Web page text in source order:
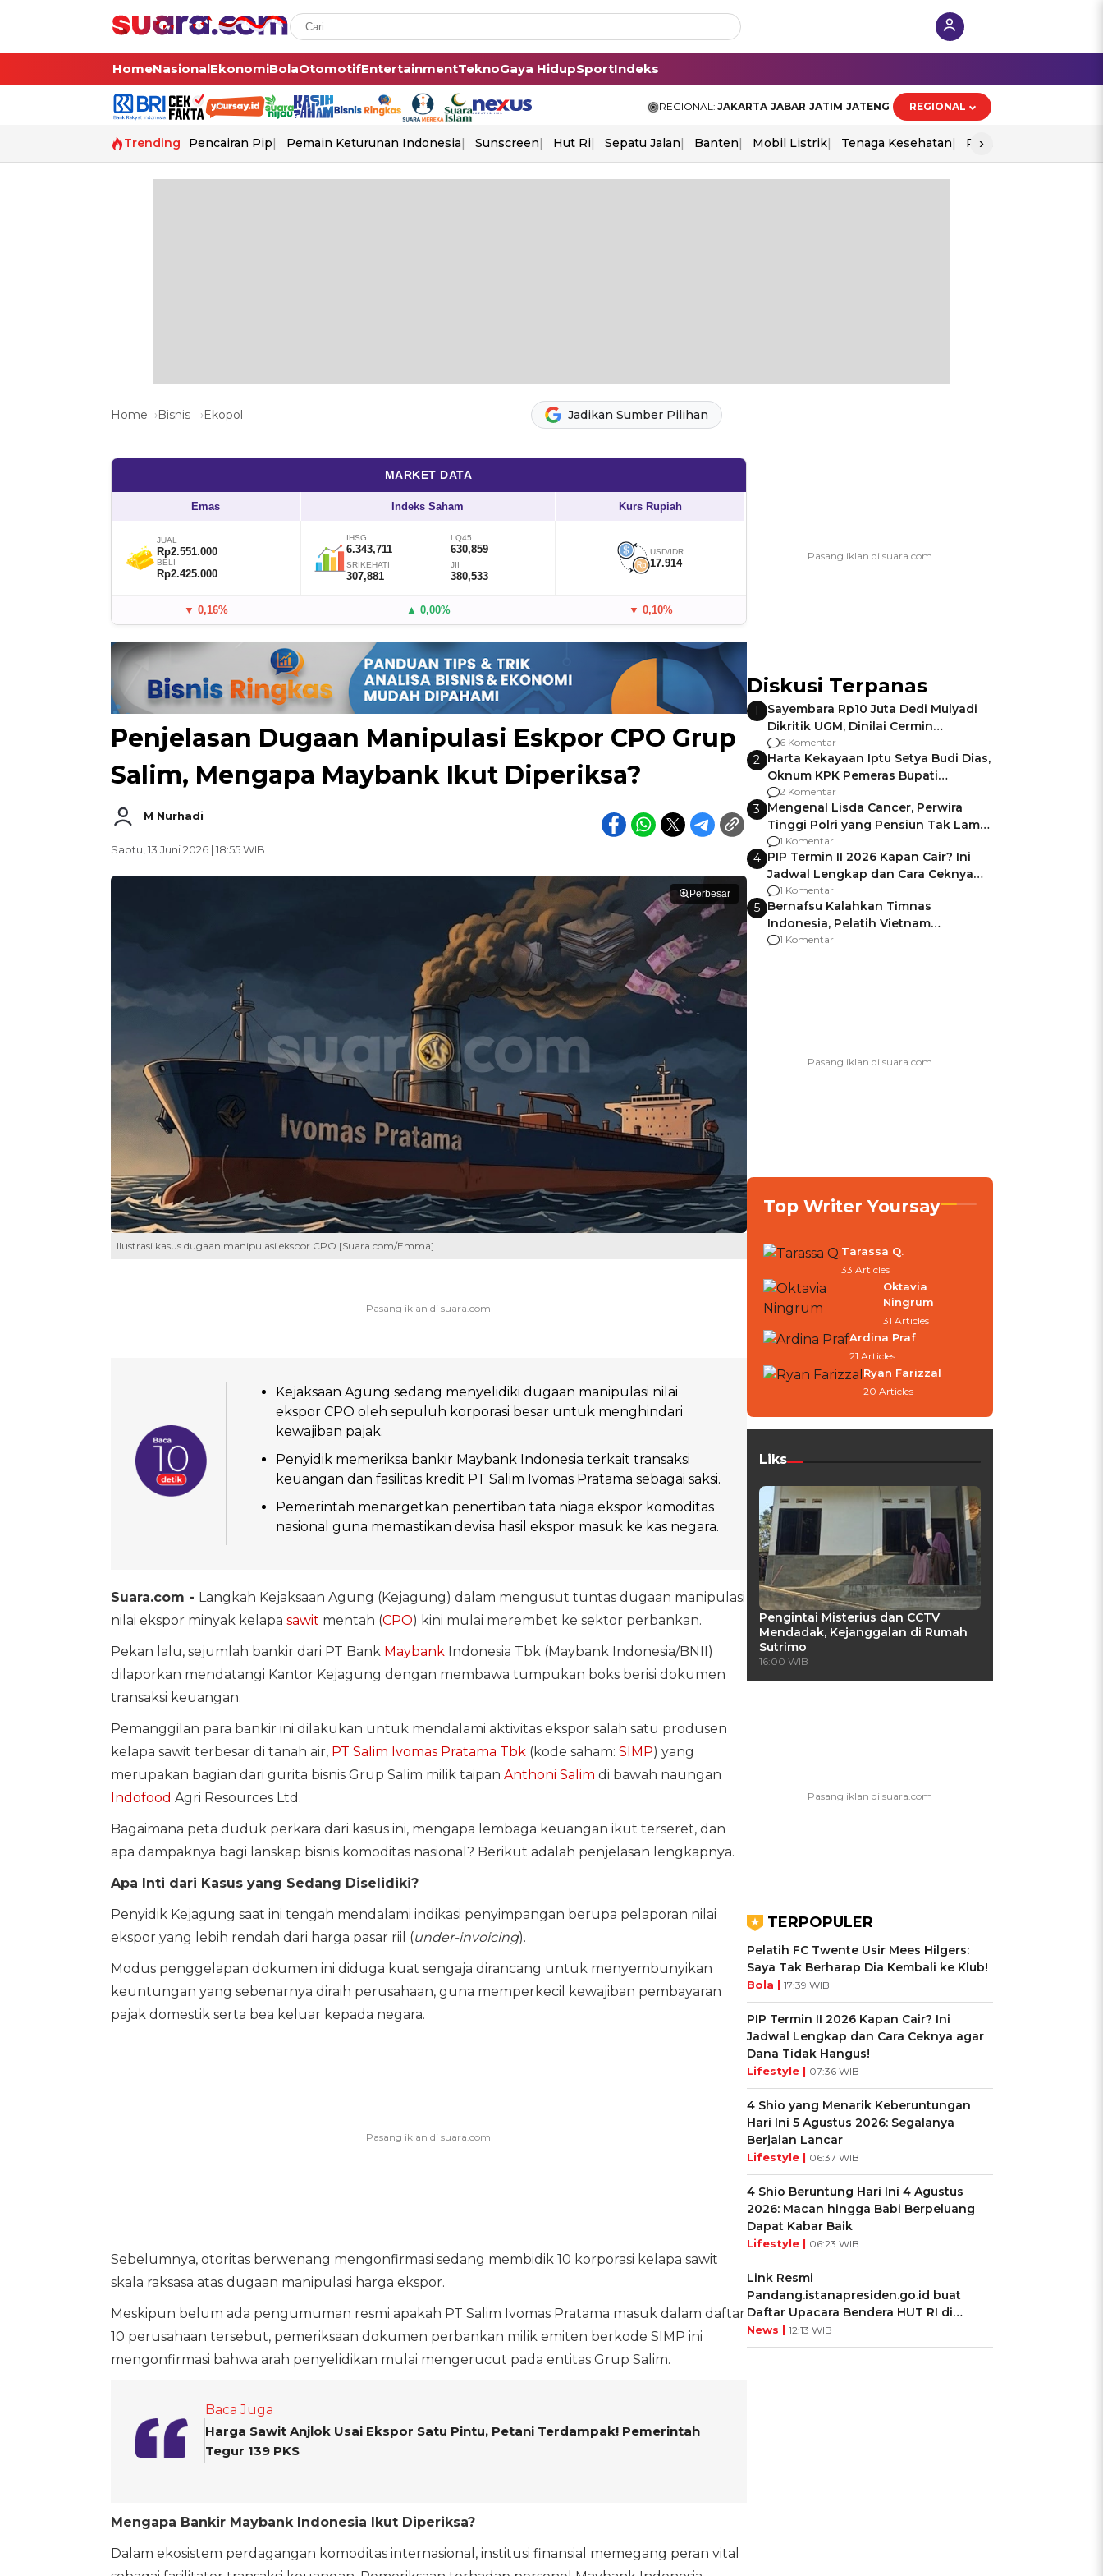
HomeNasionalEkonomiBolaOtomotifEntertainmentTeknoGaya HidupSportIndeks
REGIONAL: JAKARTA JABAR JATIM JATENG REGIONAL
Trending Pencairan Pip Pemain Keturunan Indonesia Sunscreen Hut Ri Sepatu Jalan Banten Mobil Listrik Tenaga Kesehatan Perang As-Iran
›
Home Bisnis Ekopol Jadikan Sumber Pilihan
MARKET DATA
Emas Indeks Saham Kurs Rupiah
JUAL
Rp2.551.000
BELI
Rp2.425.000
IHSG
6.343,711
LQ45
630,859
SRIKEHATI
307,881
JII
380,533
USD/IDR
17.914
▼ 0,16% ▲ 0,00% ▼ 0,10%
Penjelasan Dugaan Manipulasi Eskpor CPO Grup
Salim, Mengapa Maybank Ikut Diperiksa?
M Nurhadi
Sabtu, 13 Juni 2026 | 18:55 WIB
Perbesar
Ilustrasi kasus dugaan manipulasi ekspor CPO [Suara.com/Emma]
Kejaksaan Agung sedang menyelidiki dugaan manipulasi nilai
ekspor CPO oleh sepuluh korporasi besar untuk menghindari
kewajiban pajak.
Penyidik memeriksa bankir Maybank Indonesia terkait transaksi
keuangan dan fasilitas kredit PT Salim Ivomas Pratama sebagai saksi.
Pemerintah menargetkan penertiban tata niaga ekspor komoditas
nasional guna memastikan devisa hasil ekspor masuk ke kas negara.
Suara.com - Langkah Kejaksaan Agung (Kejagung) dalam mengusut tuntas dugaan manipulasi
nilai ekspor minyak kelapa sawit mentah (CPO) kini mulai merembet ke sektor perbankan.
Pekan lalu, sejumlah bankir dari PT Bank Maybank Indonesia Tbk (Maybank Indonesia/BNII)
dilaporkan mendatangi Kantor Kejagung dengan membawa tumpukan boks berisi dokumen
transaksi keuangan.
Pemanggilan para bankir ini dilakukan untuk mendalami aktivitas ekspor salah satu produsen
kelapa sawit terbesar di tanah air, PT Salim Ivomas Pratama Tbk (kode saham: SIMP) yang
merupakan bagian dari gurita bisnis Grup Salim milik taipan Anthoni Salim di bawah naungan
Indofood Agri Resources Ltd.
Bagaimana peta duduk perkara dari kasus ini, mengapa lembaga keuangan ikut terseret, dan
apa dampaknya bagi lanskap bisnis komoditas nasional? Berikut adalah penjelasan lengkapnya.
Apa Inti dari Kasus yang Sedang Diselidiki?
Penyidik Kejagung saat ini tengah mendalami indikasi penyimpangan berupa pelaporan nilai
ekspor yang lebih rendah dari harga pasar riil (under-invoicing).
Modus penggelapan dokumen ini diduga kuat sengaja dirancang untuk menyembunyikan
keuntungan yang sebenarnya diraih perusahaan, guna memperkecil kewajiban pembayaran
pajak domestik serta bea keluar kepada negara.
Sebelumnya, otoritas berwenang mengonfirmasi sedang membidik 10 korporasi kelapa sawit
skala raksasa atas dugaan manipulasi harga ekspor.
Meskipun belum ada pengumuman resmi apakah PT Salim Ivomas Pratama masuk dalam daftar
10 perusahaan tersebut, pemeriksaan dokumen perbankan milik emiten berkode SIMP ini
mengonfirmasi bahwa arah penyelidikan mulai mengerucut pada entitas Grup Salim.
Baca Juga
Harga Sawit Anjlok Usai Ekspor Satu Pintu, Petani Terdampak! Pemerintah
Tegur 139 PKS
Mengapa Bankir Maybank Indonesia Ikut Diperiksa?
Dalam ekosistem perdagangan komoditas internasional, institusi finansial memegang peran vital
Diskusi Terpanas
1
Sayembara Rp10 Juta Dedi Mulyadi
Dikritik UGM, Dinilai Cermin
Gagalnya Negara Jamin Keamanan
6 Komentar
2 Harta Kekayaan Iptu Setya Budi Dias,
Oknum KPK Pemeras Bupati
Pemalang
2 Komentar
3 Mengenal Lisda Cancer, Perwira
Tinggi Polri yang Pensiun Tak Lama
Usai Jadi Brigjen
1 Komentar
4 PIP Termin II 2026 Kapan Cair? Ini
Jadwal Lengkap dan Cara Ceknya
agar Dana Tidak Hangus!
1 Komentar
5 Bernafsu Kalahkan Timnas
Indonesia, Pelatih Vietnam
Berencana Pakai Jimat di Pakansari
1 Komentar
Top Writer Yoursay
Tarassa Q.
33 Articles
Oktavia
Ningrum
31 Articles
Ardina Praf
21 Articles
Ryan Farizzal
20 Articles
Liks
Pengintai Misterius dan CCTV
Mendadak, Kejanggalan di Rumah
Sutrimo
16:00 WIB
TERPOPULER
Pelatih FC Twente Usir Mees Hilgers:
Saya Tak Berharap Dia Kembali ke Klub!
Bola | 17:39 WIB
PIP Termin II 2026 Kapan Cair? Ini
Jadwal Lengkap dan Cara Ceknya agar
Dana Tidak Hangus!
Lifestyle | 07:36 WIB
4 Shio yang Menarik Keberuntungan
Hari Ini 5 Agustus 2026: Segalanya
Berjalan Lancar
Lifestyle | 06:37 WIB
4 Shio Beruntung Hari Ini 4 Agustus
2026: Macan hingga Babi Berpeluang
Dapat Kabar Baik
Lifestyle | 06:23 WIB
Link Resmi
Pandang.istanapresiden.go.id buat
Daftar Upacara Bendera HUT RI di
Istana Negara
News | 12:13 WIB